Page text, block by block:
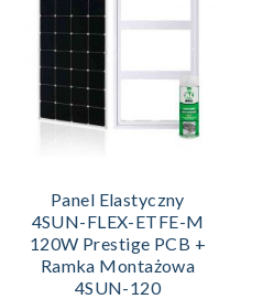
Panel Elastyczny
4SUN-FLEX-ETFE-M
120W Prestige PCB +
Ramka Montażowa
4SUN-120